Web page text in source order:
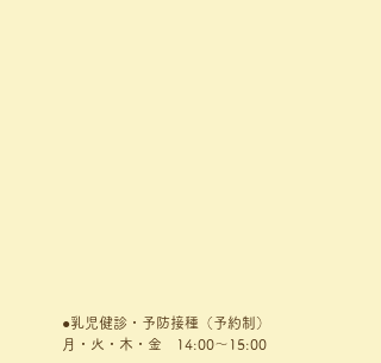
●乳児健診・予防接種（予約制）
月・火・木・金 14:00～15:00